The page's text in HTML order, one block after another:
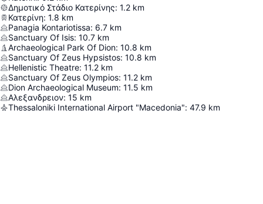
Δημοτικό Στάδιο Κατερίνης: 1.2 km
Κατερίνη: 1.8 km
Panagia Kontariotissa: 6.7 km
Sanctuary Of Isis: 10.7 km
Archaeological Park Of Dion: 10.8 km
Sanctuary Of Zeus Hypsistos: 10.8 km
Hellenistic Theatre: 11.2 km
Sanctuary Of Zeus Olympios: 11.2 km
Dion Archaeological Museum: 11.5 km
Αλεξανδρειον: 15 km
Thessaloniki International Airport "Macedonia": 47.9 km